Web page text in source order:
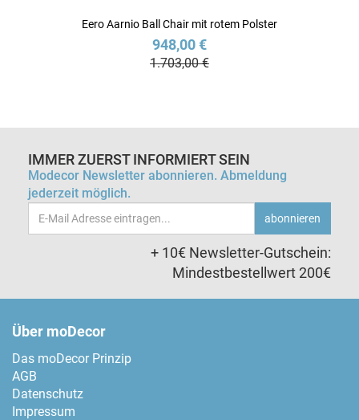
Eero Aarnio Ball Chair mit rotem Polster
948,00 €
1.703,00 €
IMMER ZUERST INFORMIERT SEIN
Modecor Newsletter abonnieren. Abmeldung
jederzeit möglich.
Email-
Adresse
abonnieren
+ 10€ Newsletter-Gutschein:
Mindestbestellwert 200€
Über moDecor
Das moDecor Prinzip
AGB
Datenschutz
Impressum